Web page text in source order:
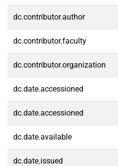
dc.contributor.author
dc.contributor.faculty
dc.contributor.organization
dc.date.accessioned
dc.date.accessioned
dc.date.available
dc.date.issued